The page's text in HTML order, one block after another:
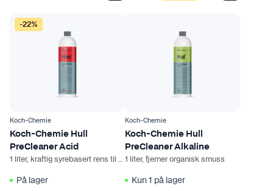
-22%
Koch-Chemie
Koch-Chemie Hull
PreCleaner Acid
1 liter, kraftig syrebasert rens til båt
På lager
Koch-Chemie
Koch-Chemie Hull
PreCleaner Alkaline
1 liter, fjerner organisk smuss
Kun 1 på lager